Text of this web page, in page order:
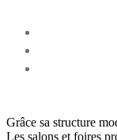
Grâce sa structure
Les salons et foires